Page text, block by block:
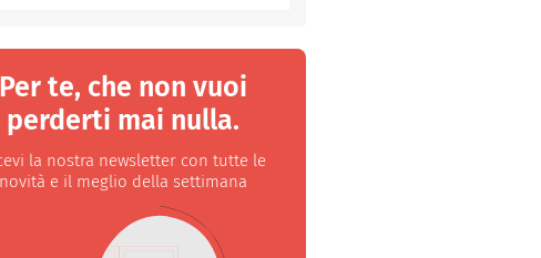
Per te, che non vuoi
perderti mai nulla.
la nostra newsletter con tutte le
novità e il meglio della settimana